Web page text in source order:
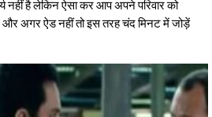
नहीं है लेकिन ऐसा कर आप अपने परिवार को
अगर ऐड नहीं तो इस तरह चंद मिनट में जोड़ें